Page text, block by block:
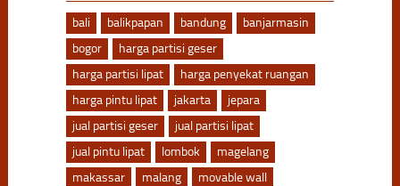
bali balikpapan bandung
banjarmasin
bogor
harga partisi geser
harga partisi lipat
harga penyekat ruangan
harga pintu lipat
jakarta
jepara
jual partisi geser
jual partisi lipat
jual pintu lipat
lombok
magelang
makassar
malang
movable wall